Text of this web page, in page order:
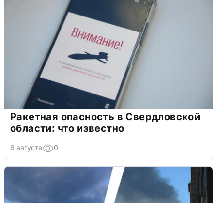
Ракетная опасность в Свердловской
области: что известно
6 августа 0